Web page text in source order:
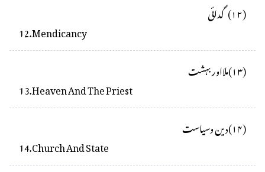
(۱۲)گدائی
12.Mendicancy
(۱۳)ملااور بہشت
13.Heaven And The Priest
(۱۴)دین وسیاست
14.Church And State